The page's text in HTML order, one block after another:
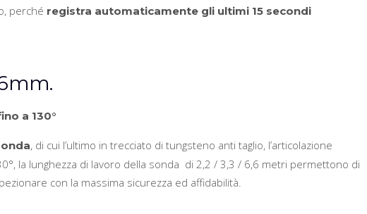
perché registra automaticamente gli ultimi 15 secondi
a 130°
, di cui l’ultimo in trecciato di tungsteno anti taglio, l’articolazione
la lunghezza di lavoro della sonda di 2,2 / 3,3 / 6,6 metri permettono di
con la massima sicurezza ed affidabilità.